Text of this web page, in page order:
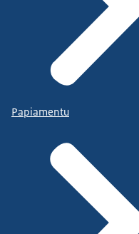
Papiamentu